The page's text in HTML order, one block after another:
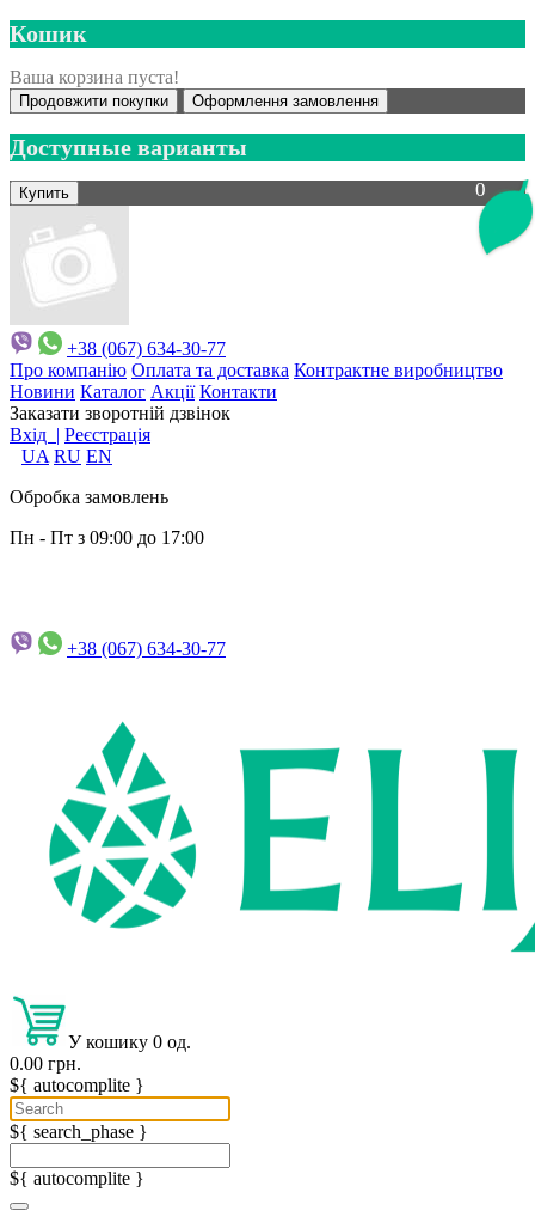
Кошик
Ваша корзина пуста!
Продовжити покупки Оформлення замовлення
0
Доступные варианты
+38 (067) 634-30-77
Про компанію Оплата та доставка Контрактне виробництво
Новини Каталог Акції Контакти
Заказати зворотній дзвінок
Вхід | Реєстрація
UA RU EN
Обробка замовлень
Пн - Пт з 09:00 до 17:00
+38 (067) 634-30-77
У кошику 0 од.
0.00 грн.
${ autocomplite }
${ search_phase }
${ autocomplite }